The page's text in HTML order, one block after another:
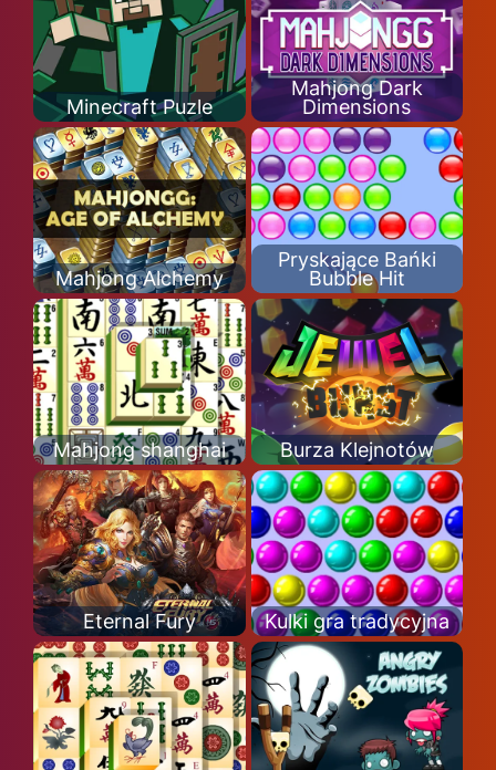
Minecraft Puzle
Mahjong Dark
Dimensions
Mahjong Alchemy
Pryskające Bańki
Bubble Hit
Mahjong shanghai Burza Klejnotów
Eternal Fury Kulki gra tradycyjna